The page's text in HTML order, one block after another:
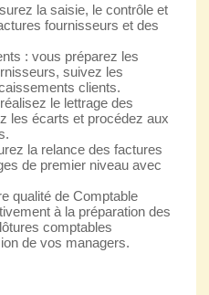
la saisie, le contrôle et
fournisseurs et des
: vous préparez les
suivez les
clients.
le lettrage des
les écarts et procédez aux
la relance des factures
de premier niveau avec
qualité de Comptable
à la préparation des
comptables
de vos managers.